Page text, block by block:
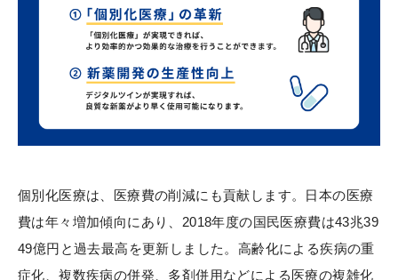
個別化医療は、医療費の削減にも貢献します。日本の医療
費は年々増加傾向にあり、2018年度の国民医療費は43兆39
49億円と過去最高を更新しました。高齢化による疾病の重
症化、複数疾病の併発、多剤併用などによる医療の複雑化